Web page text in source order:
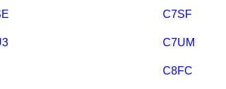
C7SF
C7UM
C8FC